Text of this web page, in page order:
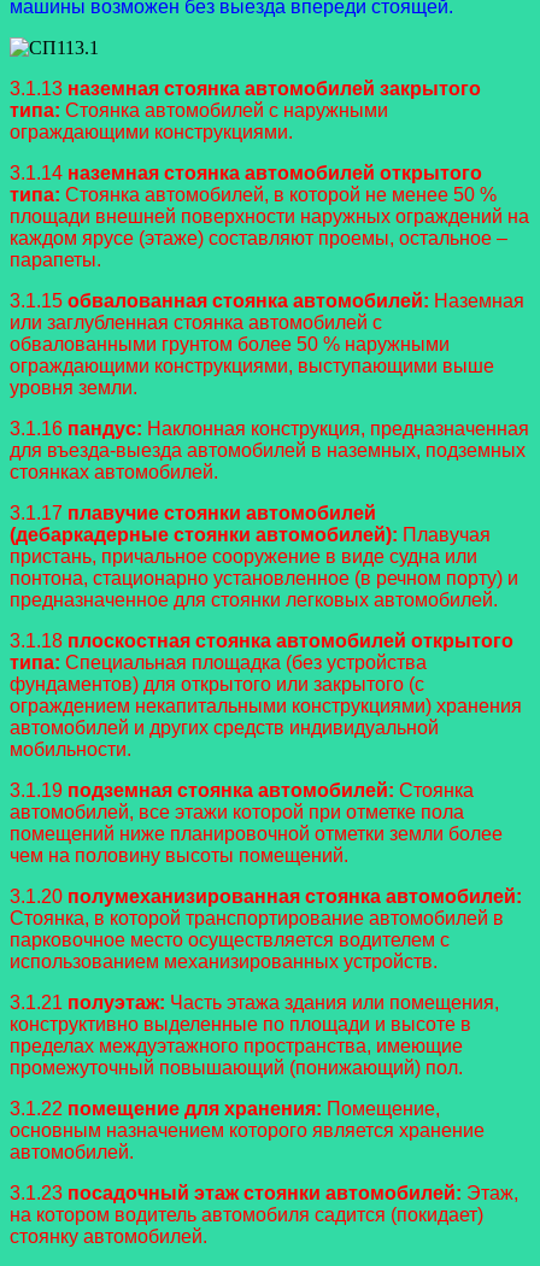
машины возможен без выезда впереди стоящей.
3.1.13 наземная стоянка автомобилей закрытого
типа: Стоянка автомобилей с наружными
ограждающими конструкциями.
3.1.14 наземная стоянка автомобилей открытого
типа: Стоянка автомобилей, в которой не менее 50 %
площади внешней поверхности наружных ограждений на
каждом ярусе (этаже) составляют проемы, остальное –
парапеты.
3.1.15 обвалованная стоянка автомобилей: Наземная
или заглубленная стоянка автомобилей с
обвалованными грунтом более 50 % наружными
ограждающими конструкциями, выступающими выше
уровня земли.
3.1.16 пандус: Наклонная конструкция, предназначенная
для въезда-выезда автомобилей в наземных, подземных
стоянках автомобилей.
3.1.17 плавучие стоянки автомобилей
(дебаркадерные стоянки автомобилей): Плавучая
пристань, причальное сооружение в виде судна или
понтона, стационарно установленное (в речном порту) и
предназначенное для стоянки легковых автомобилей.
3.1.18 плоскостная стоянка автомобилей открытого
типа: Специальная площадка (без устройства
фундаментов) для открытого или закрытого (с
ограждением некапитальными конструкциями) хранения
автомобилей и других средств индивидуальной
мобильности.
3.1.19 подземная стоянка автомобилей: Стоянка
автомобилей, все этажи которой при отметке пола
помещений ниже планировочной отметки земли более
чем на половину высоты помещений.
3.1.20 полумеханизированная стоянка автомобилей:
Стоянка, в которой транспортирование автомобилей в
парковочное место осуществляется водителем с
использованием механизированных устройств.
3.1.21 полуэтаж: Часть этажа здания или помещения,
конструктивно выделенные по площади и высоте в
пределах междуэтажного пространства, имеющие
промежуточный повышающий (понижающий) пол.
3.1.22 помещение для хранения: Помещение,
основным назначением которого является хранение
автомобилей.
3.1.23 посадочный этаж стоянки автомобилей: Этаж,
на котором водитель автомобиля садится (покидает)
стоянку автомобилей.